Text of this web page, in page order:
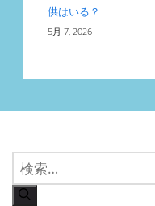
供はいる？
5月 7, 2026
検
索: